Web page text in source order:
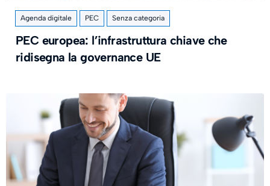
Agenda digitale PEC Senza categoria
PEC europea: l’infrastruttura chiave che
ridisegna la governance UE